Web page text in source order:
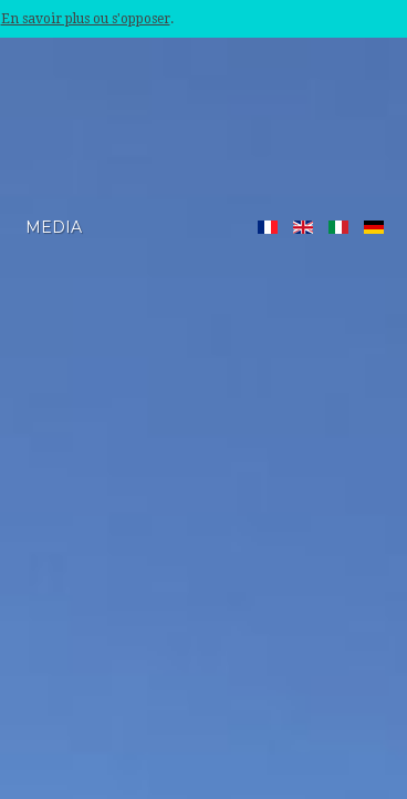
En savoir plus ou s'opposer.
MEDIA